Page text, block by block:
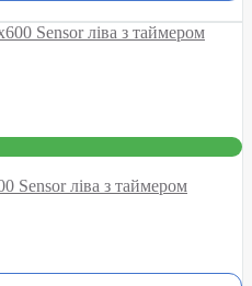
Sensor ліва з таймером